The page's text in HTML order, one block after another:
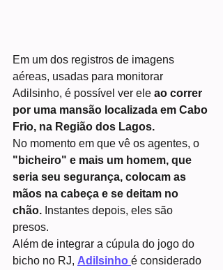
Em um dos registros de imagens
aéreas, usadas para monitorar
Adilsinho, é possível ver ele ao correr
por uma mansão localizada em Cabo
Frio, na Região dos Lagos.
No momento em que vê os agentes, o
"bicheiro" e mais um homem, que
seria seu segurança, colocam as
mãos na cabeça e se deitam no
chão. Instantes depois, eles são
presos.
Além de integrar a cúpula do jogo do
bicho no RJ, Adilsinho é considerado